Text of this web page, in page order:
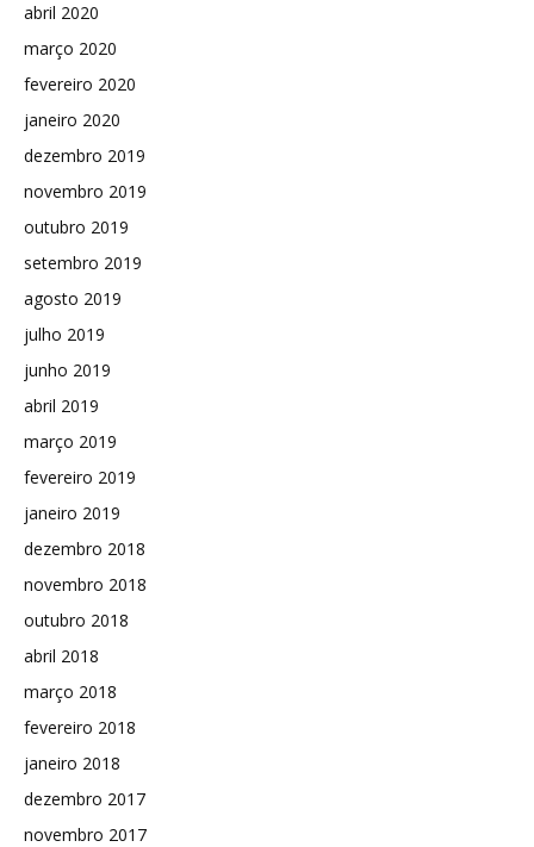
abril 2020
março 2020
fevereiro 2020
janeiro 2020
dezembro 2019
novembro 2019
outubro 2019
setembro 2019
agosto 2019
julho 2019
junho 2019
abril 2019
março 2019
fevereiro 2019
janeiro 2019
dezembro 2018
novembro 2018
outubro 2018
abril 2018
março 2018
fevereiro 2018
janeiro 2018
dezembro 2017
novembro 2017